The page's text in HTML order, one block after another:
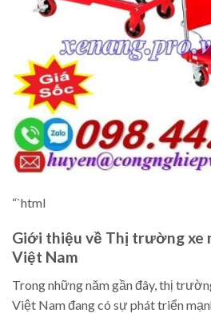
“`html
Giới thiệu về Thị trường xe
Việt Nam
Trong những năm gần đây, thị
Việt Nam đang có sự phát triển